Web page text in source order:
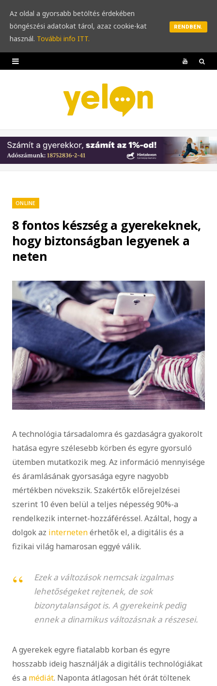
Y
u
b
e
ONLINE
8 fontos készség a gyerekeknek,
hogy biztonságban legyenek a
neten
A technológia társadalomra és gazdaságra gyakorolt
hatása egyre szélesebb körben és egyre gyorsuló
ütemben mutatkozik meg. Az információ mennyisége
és áramlásának gyorsasága egyre nagyobb
mértékben növekszik. Szakértők előrejelzései
szerint 10 éven belül a teljes népesség 90%-a
rendelkezik internet-hozzáféréssel. Azáltal, hogy a
dolgok az internetenérhetők el, a digitális és a
fizikai világ hamarosan eggyé válik.
Ezek a változások nemcsak izgalmas
lehetőségeket rejtenek, de sok
bizonytalanságot is. A gyerekeink pedig
ennek a dinamikus változásnak a részesei.
A gyerekek egyre fiatalabb korban és egyre
hosszabb ideig használják a digitális technológiákat
és a médiát. Naponta átlagosan hét órát töltenek
Az oldal a gyorsabb betöltés érdekében
böngészési adatokat tárol, azaz cookie-kat
használ. További info ITT.
RENDBEN.